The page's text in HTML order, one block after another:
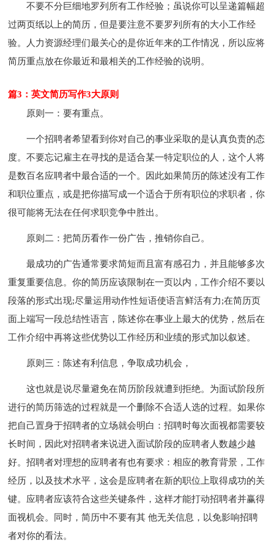
不要不分巨细地罗列所有工作经验；虽说你可以呈递篇幅超
过两页纸以上的简历，但是要注意不要罗列所有的大小工作经
验。人力资源经理们最关心的是你近年来的工作情况，所以应将
简历重点放在你最近和最相关的工作经验的说明。
篇3：英文简历写作3大原则
原则一：要有重点。
一个招聘者希望看到你对自己的事业采取的是认真负责的态
度。不要忘记雇主在寻找的是适合某一特定职位的人，这个人将
是数百名应聘者中最合适的一个。因此如果简历的陈述没有工作
和职位重点，或是把你描写成一个适合于所有职位的求职者，你
很可能将无法在任何求职竞争中胜出。
原则二：把简历看作一份广告，推销你自己。
最成功的广告通常要求简短而且富有感召力，并且能够多次
重复重要信息。你的简历应该限制在一页以内，工作介绍不要以
段落的形式出现;尽量运用动作性短语使语言鲜活有力;在简历页
面上端写一段总结性语言，陈述你在事业上最大的优势，然后在
工作介绍中再将这些优势以工作经历和业绩的形式加以叙述。
原则三：陈述有利信息，争取成功机会，
这也就是说尽量避免在简历阶段就遭到拒绝。为面试阶段所
进行的简历筛选的过程就是一个删除不合适人选的过程。如果你
把自己置身于招聘者的立场就会明白：招聘时每次面视都需要较
长时间，因此对招聘者来说进入面试阶段的应聘者人数越少越
好。招聘者对理想的应聘者有也有要求：相应的教育背景，工作
经历，以及技术水平，这会是应聘者在新的职位上取得成功的关
键。应聘者应该符合这些关键条件，这样才能打动招聘者并赢得
面视机会。同时，简历中不要有其 他无关信息，以免影响招聘
者对你的看法。